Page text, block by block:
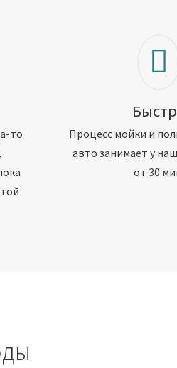
то
Процесс мойки и
авто занимает у
от 30